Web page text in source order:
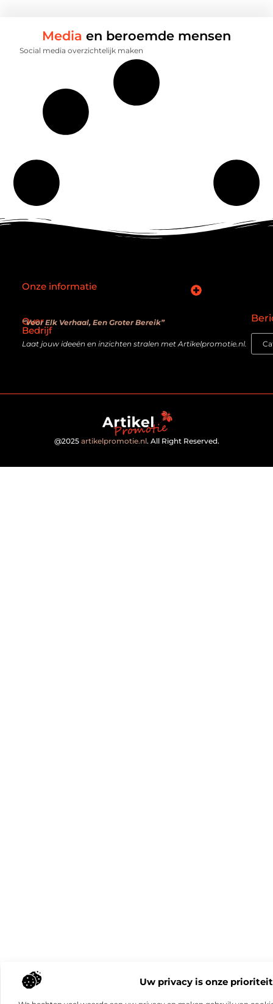
Uw privacy is onze prioriteit
Media en beroemde mensen
Social media overzichtelijk maken
Over
Bedrijf
“Voor Elk Verhaal, Een Groter Bereik”
Laat jouw ideeën en inzichten stralen met Artikelpromotie.nl.
Onze informatie
@2025 artikelpromotie.nl. All Right Reserved.